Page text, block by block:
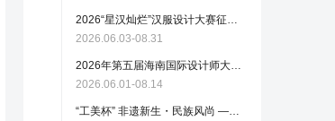
2026“星汉灿烂”汉服设计大赛征稿启事（截至2026.8.31）
2026.06.03-08.31
2026年第五届海南国际设计师大赛作品征集
2026.06.01-08.14
“工美杯” 非遗新生・民族风尚 —— 全国现代时尚首饰设计大赛火热报名中